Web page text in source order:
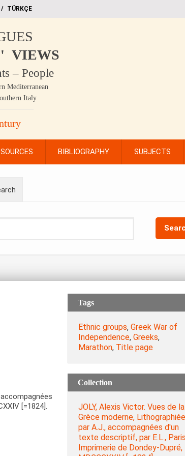
TÜRKÇE
VIEWS
– People
Mediterranean
Italy
SOURCES BIBLIOGRAPHY SUBJECTS
[=1824].
Tags
Ethnic groups, Greek War of
Independence, Greeks,
Marathon, Title page
Collection
JOLY, Alexis Victor. Vues de la
Grèce moderne,
par A.J., accompagnées d'un
texte descriptif, par E.L.,
Imprimerie de Dondey-Dupré,